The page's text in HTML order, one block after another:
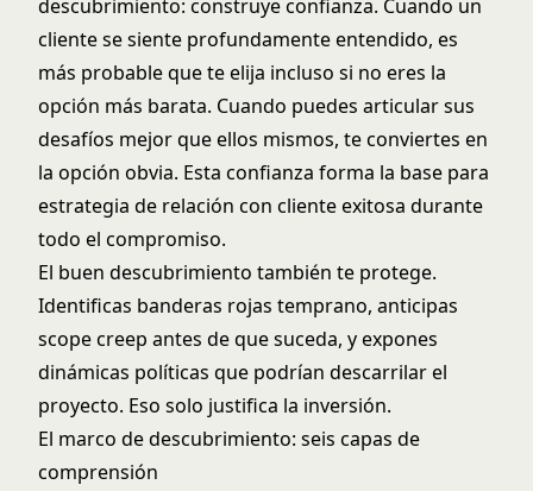
descubrimiento: construye confianza. Cuando un
cliente se siente profundamente entendido, es
más probable que te elija incluso si no eres la
opción más barata. Cuando puedes articular sus
desafíos mejor que ellos mismos, te conviertes en
la opción obvia. Esta confianza forma la base para
estrategia de relación con clienteexitosa durante
todo el compromiso.
El buen descubrimiento también te protege.
Identificas banderas rojas temprano, anticipas
scope creep antes de que suceda, y expones
dinámicas políticas que podrían descarrilar el
proyecto. Eso solo justifica la inversión.
El marco de descubrimiento: seis capas de
comprensión